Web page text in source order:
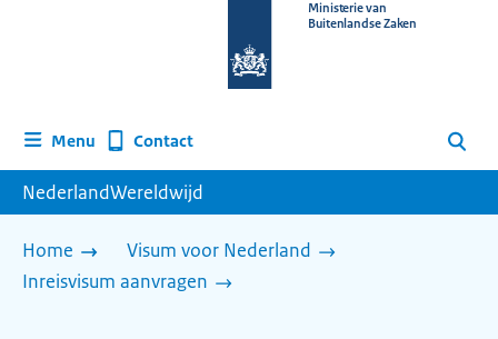
homepage
Ministerie van
Buitenlandse Zaken
Menu Contact Zoeken
NederlandWereldwijd
Home
Visum voor Nederland
Inreisvisum aanvragen